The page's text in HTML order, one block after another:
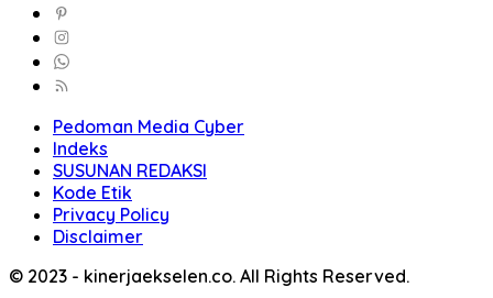
Pedoman Media Cyber
Indeks
SUSUNAN REDAKSI
Kode Etik
Privacy Policy
Disclaimer
© 2023 - kinerjaekselen.co. All Rights Reserved.